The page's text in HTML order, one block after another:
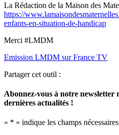
La Rédaction de la Maison des
https://
enfants-en-situation-de-handicap
Merci #LMDM
Emission LMDM sur France TV
Partager cet outil :
Abonnez-vous à notre newsletter
dernières actualités !
« * » indique les champs nécessaires